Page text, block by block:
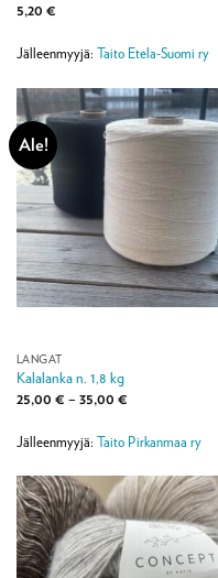
5,20 €
Jälleenmyyjä: Taito Etela-Suomi ry
Ale!
LANGAT
Kalalanka n. 1,8 kg
25,00 € – 35,00 €Hintaluokka:
35,00 €
Jälleenmyyjä: Taito Pirkanmaa ry